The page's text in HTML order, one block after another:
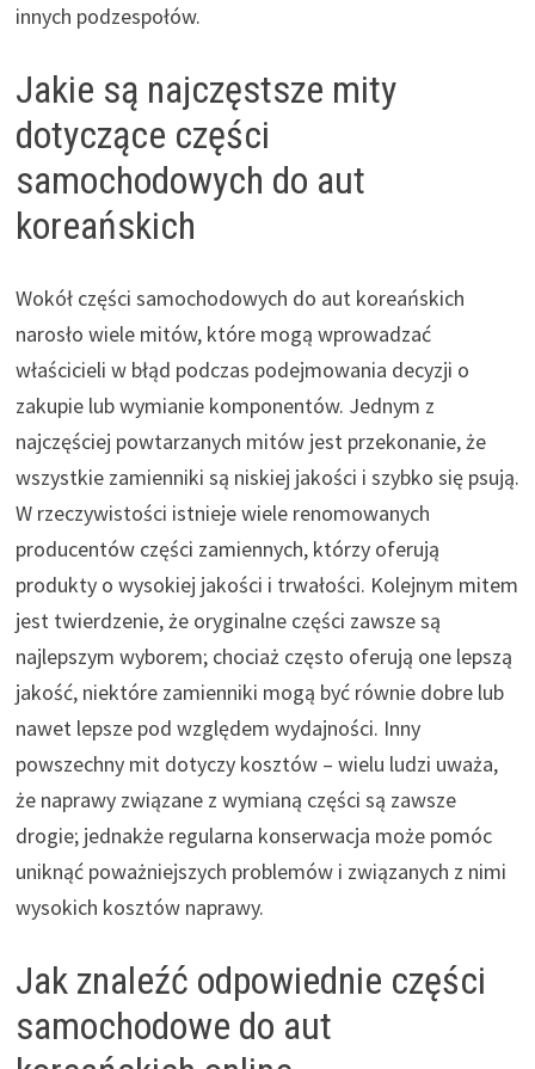
innych podzespołów.
Jakie są najczęstsze mity
dotyczące części
samochodowych do aut
koreańskich
Wokół części samochodowych do aut koreańskich
narosło wiele mitów, które mogą wprowadzać
właścicieli w błąd podczas podejmowania decyzji o
zakupie lub wymianie komponentów. Jednym z
najczęściej powtarzanych mitów jest przekonanie, że
wszystkie zamienniki są niskiej jakości i szybko się psują.
W rzeczywistości istnieje wiele renomowanych
producentów części zamiennych, którzy oferują
produkty o wysokiej jakości i trwałości. Kolejnym mitem
jest twierdzenie, że oryginalne części zawsze są
najlepszym wyborem; chociaż często oferują one lepszą
jakość, niektóre zamienniki mogą być równie dobre lub
nawet lepsze pod względem wydajności. Inny
powszechny mit dotyczy kosztów – wielu ludzi uważa,
że naprawy związane z wymianą części są zawsze
drogie; jednakże regularna konserwacja może pomóc
uniknąć poważniejszych problemów i związanych z nimi
wysokich kosztów naprawy.
Jak znaleźć odpowiednie części
samochodowe do aut